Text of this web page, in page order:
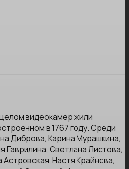
видеокамер жили
в 1767 году. Среди
Диброва, Карина Мурашкина,
Светлана Листова,
Настя Крайнова,